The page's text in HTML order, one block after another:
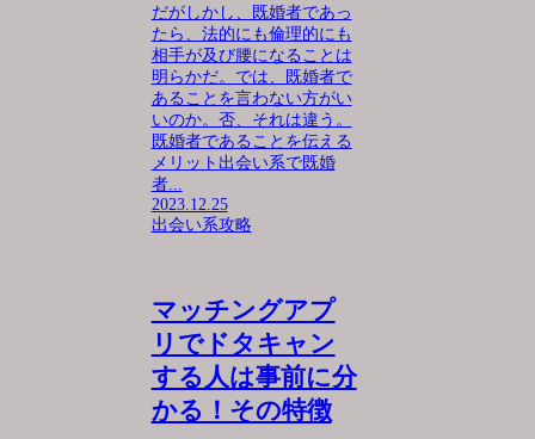
だがしかし、既婚者であっ
たら、法的にも倫理的にも
相手が及び腰になることは
明らかだ。では、既婚者で
あることを言わない方がい
いのか。否、それは違う。
既婚者であることを伝える
メリット出会い系で既婚
者...
2023.12.25
出会い系攻略
マッチングアプ
リでドタキャン
する人は事前に分
かる！その特徴